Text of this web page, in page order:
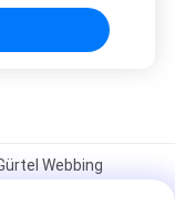
Webbing